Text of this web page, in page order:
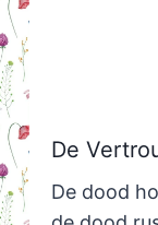
De
De dood